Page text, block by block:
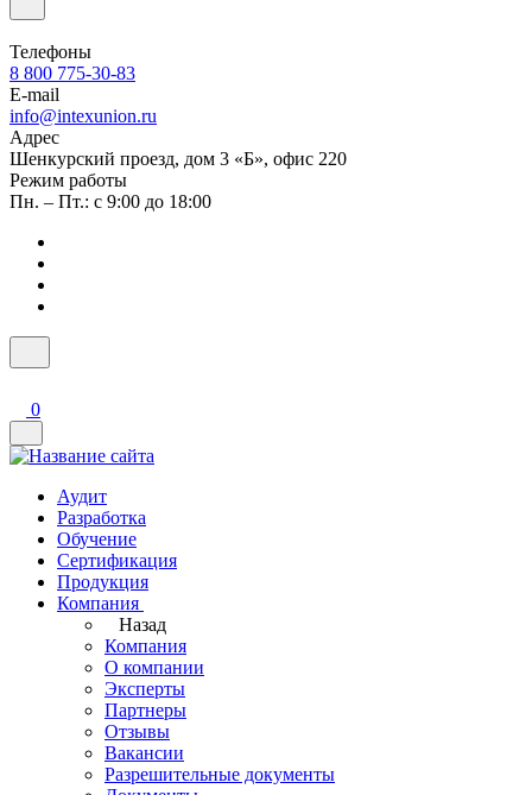
Телефоны
8 800 775-30-83
E-mail
info@intexunion.ru
Адрес
Шенкурский проезд, дом 3 «Б», офис 220
Режим работы
Пн. – Пт.: с 9:00 до 18:00
0
Аудит
Разработка
Обучение
Сертификация
Продукция
Компания
Назад
Компания
О компании
Эксперты
Партнеры
Отзывы
Вакансии
Разрешительные документы